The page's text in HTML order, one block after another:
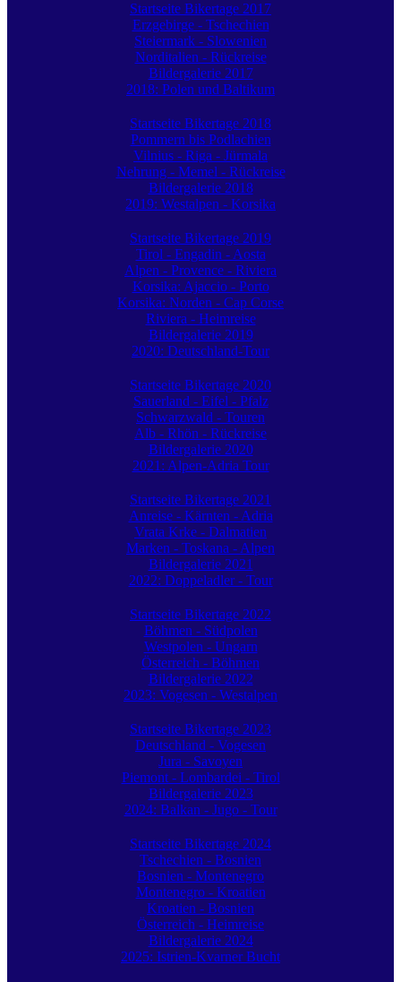
Startseite Bikertage 2017
Erzgebirge - Tschechien
Steiermark - Slowenien
Norditalien - Rückreise
Bildergalerie 2017
2018: Polen und Baltikum
Startseite Bikertage 2018
Pommern bis Podlachien
Vilnius - Riga - Jürmala
Nehrung - Memel - Rückreise
Bildergalerie 2018
2019: Westalpen - Korsika
Startseite Bikertage 2019
Tirol - Engadin - Aosta
Alpen - Provence - Riviera
Korsika: Ajaccio - Porto
Korsika: Norden - Cap Corse
Riviera - Heimreise
Bildergalerie 2019
2020: Deutschland-Tour
Startseite Bikertage 2020
Sauerland - Eifel - Pfalz
Schwarzwald - Touren
Alb - Rhön - Rückreise
Bildergalerie 2020
2021: Alpen-Adria Tour
Startseite Bikertage 2021
Anreise - Kärnten - Adria
Vrata Krke - Dalmatien
Marken - Toskana - Alpen
Bildergalerie 2021
2022: Doppeladler - Tour
Startseite Bikertage 2022
Böhmen - Südpolen
Westpolen - Ungarn
Österreich - Böhmen
Bildergalerie 2022
2023: Vogesen - Westalpen
Startseite Bikertage 2023
Deutschland - Vogesen
Jura - Savoyen
Piemont - Lombardei - Tirol
Bildergalerie 2023
2024: Balkan - Jugo - Tour
Startseite Bikertage 2024
Tschechien - Bosnien
Bosnien - Montenegro
Montenegro - Kroatien
Kroatien - Bosnien
Österreich - Heimreise
Bildergalerie 2024
2025: Istrien-Kvarner Bucht